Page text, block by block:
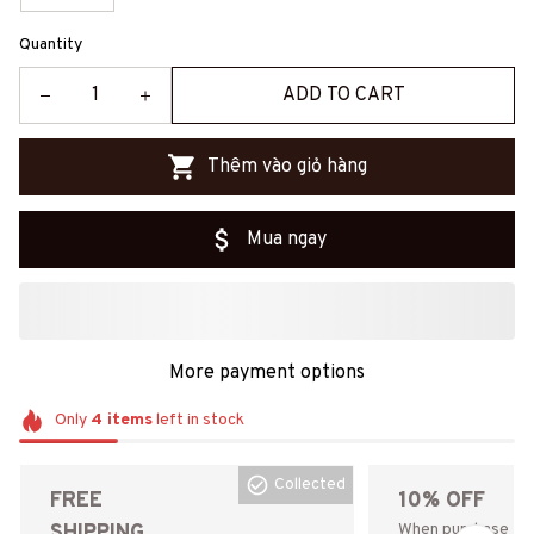
Quantity
ADD TO CART
Thêm vào giỏ hàng
Mua ngay
More payment options
Only 4 itemsleft in stock
FREE
Collected
10% OFF
When purchase